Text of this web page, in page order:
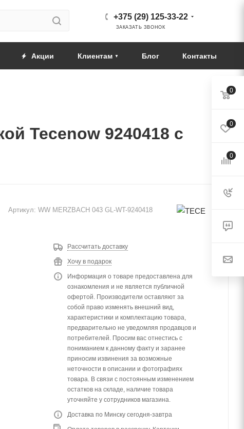
+375 (29) 125-33-22
ЗАКАЗАТЬ ЗВОНОК
Акции Клиентам Блог Контакты
Tecenow 9240418 с
Артикул: WW MERZBACH 043 GL-WT-9240418
Рассчитать доставку
Хочу в подарок
Информация о товаре предоставлена для
ознакомления и не является публичной
офертой. Производители оставляют за
собой право изменять внешний вид,
характеристики и комплектацию товара,
предварительно не уведомляя продавцов и
потребителей. Просим вас отнестись с
пониманием к данному факту и заранее
приносим извинения за возможные
неточности в описании и фотографиях
товара. В связи с постоянным изменением
остатков на складе, наличие товара
уточняйте у сотрудников магазина.
Доставка по Минску сегодня-завтра
0
0
0